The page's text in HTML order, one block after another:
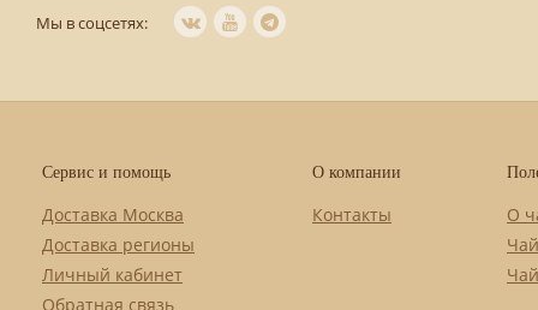
Мы в соцсетях:
Сервис и помощь
Доставка Москва
Доставка регионы
Личный кабинет
Обратная связь
О компании
Контакты
О